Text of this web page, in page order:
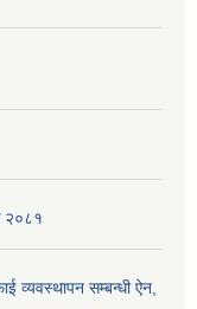
२०८१
व्यवस्थापन सम्बन्धी ऐन,